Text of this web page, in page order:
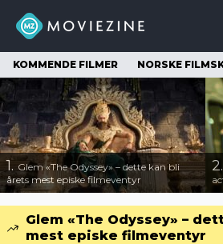
KOMMENDE FILMER NORSKE
1. Glem «The Odyssey» – dette kan bli
årets mest episke filmeventyr
2.
Glem «The Odyssey» –
mest episke filmeventyr